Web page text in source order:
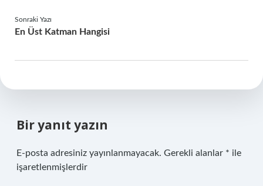
Sonraki Yazı
En Üst Katman Hangisi
Bir yanıt yazın
E-posta adresiniz yayınlanmayacak. Gerekli alanlar * ile
işaretlenmişlerdir